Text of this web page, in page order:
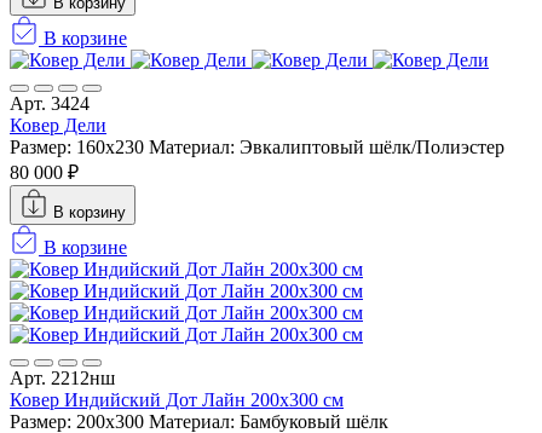
В корзине
Арт. 3424
Ковер Дели
Размер: 160х230 Материал: Эвкалиптовый шёлк/Полиэстер
80 000 ₽
В корзину
В корзине
Арт. 2212нш
Ковер Индийский Дот Лайн 200x300 см
Размер: 200x300 Материал: Бамбуковый шёлк